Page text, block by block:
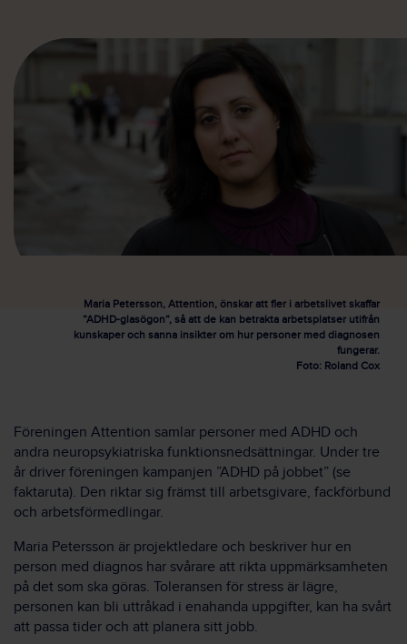
Maria Petersson, Attention, önskar att fler i arbetslivet skaffar
”ADHD-glasögon”, så att de kan betrakta arbetsplatser utifrån
kunskaper och sanna insikter om hur personer med diagnosen
fungerar.
Foto: Roland Cox
Föreningen Attention samlar personer med ADHD och
andra neuropsykiatriska funktionsnedsättningar. Under tre
år driver föreningen kampanjen ”ADHD på jobbet” (se
faktaruta). Den riktar sig främst till arbetsgivare, fackförbund
och arbetsförmedlingar.
Maria Petersson är projektledare och beskriver hur en
person med diagnos har svårare att rikta uppmärksamheten
på det som ska göras. Toleransen för stress är lägre,
personen kan bli uttråkad i enahanda uppgifter, kan ha svårt
att passa tider och att planera sitt jobb.